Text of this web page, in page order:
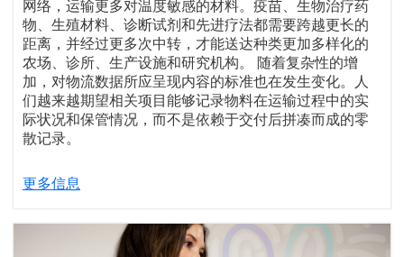
网络，运输更多对温度敏感的材料。疫苗、生物治疗药
物、生殖材料、诊断试剂和先进疗法都需要跨越更长的
距离，并经过更多次中转，才能送达种类更加多样化的
农场、诊所、生产设施和研究机构。 随着复杂性的增
加，对物流数据所应呈现内容的标准也在发生变化。人
们越来越期望相关项目能够记录物料在运输过程中的实
际状况和保管情况，而不是依赖于交付后拼凑而成的零
散记录。
更多信息